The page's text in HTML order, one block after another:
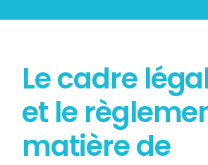
Le cadre
et le
matière de